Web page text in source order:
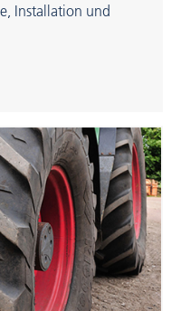
Installation und